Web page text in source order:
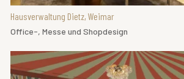
Hausverwaltung Dietz, Weimar
Office-, Messe und Shopdesign